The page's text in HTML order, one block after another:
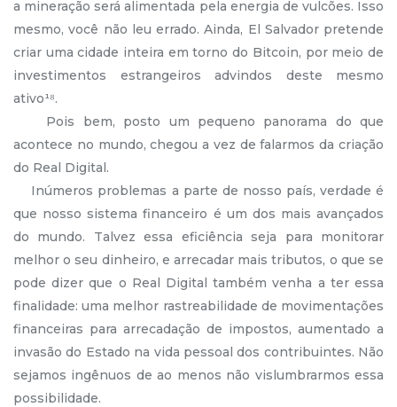
a mineração será alimentada pela energia de vulcões. Isso
mesmo, você não leu errado. Ainda, El Salvador pretende
criar uma cidade inteira em torno do Bitcoin, por meio de
investimentos estrangeiros advindos deste mesmo
ativo¹⁸.
Pois bem, posto um pequeno panorama do que
acontece no mundo, chegou a vez de falarmos da criação
do Real Digital.
Inúmeros problemas a parte de nosso país, verdade é
que nosso sistema financeiro é um dos mais avançados
do mundo. Talvez essa eficiência seja para monitorar
melhor o seu dinheiro, e arrecadar mais tributos, o que se
pode dizer que o Real Digital também venha a ter essa
finalidade: uma melhor rastreabilidade de movimentações
financeiras para arrecadação de impostos, aumentado a
invasão do Estado na vida pessoal dos contribuintes. Não
sejamos ingênuos de ao menos não vislumbrarmos essa
possibilidade.